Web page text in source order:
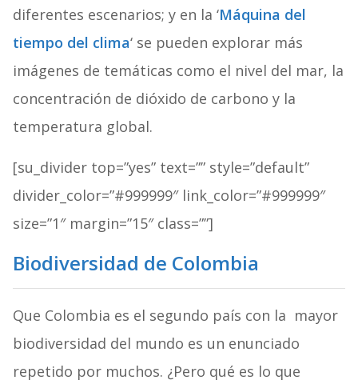
diferentes escenarios; y en la ‘Máquina del
tiempo del clima‘ se pueden explorar más
imágenes de temáticas como el nivel del mar, la
concentración de dióxido de carbono y la
temperatura global.
[su_divider top=”yes” text=”” style=”default”
divider_color=”#999999″ link_color=”#999999″
size=”1″ margin=”15″ class=””]
Biodiversidad de Colombia
Que Colombia es el segundo país con la mayor
biodiversidad del mundo es un enunciado
repetido por muchos. ¿Pero qué es lo que